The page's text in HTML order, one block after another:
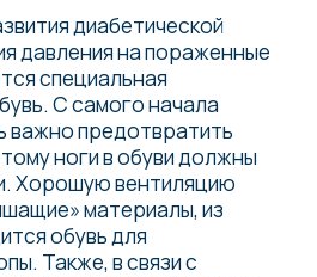
диабетической
давления на пораженные
специальная
С самого начала
важно предотвратить
ноги в обуви должны
Хорошую вентиляцию
материалы, из
обувь для
Также, в связи с